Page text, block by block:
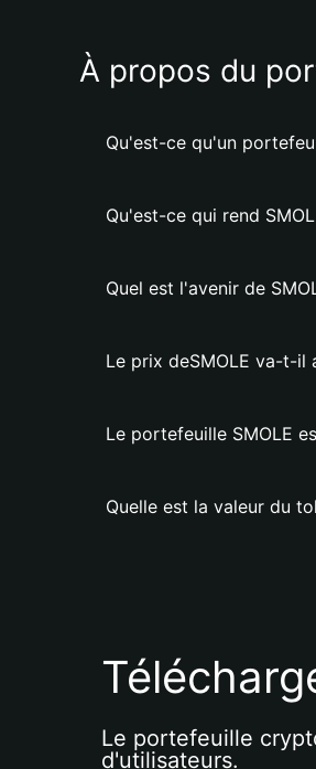
À propos du
Qu'est-ce qu'un
Qu'est-ce qui rend
Quel est l'avenir de
Le prix deSMOLE va-t-il
Le portefeuille SMOLE
Quelle est la valeur du
Le portefeuille
d'utilisateurs.